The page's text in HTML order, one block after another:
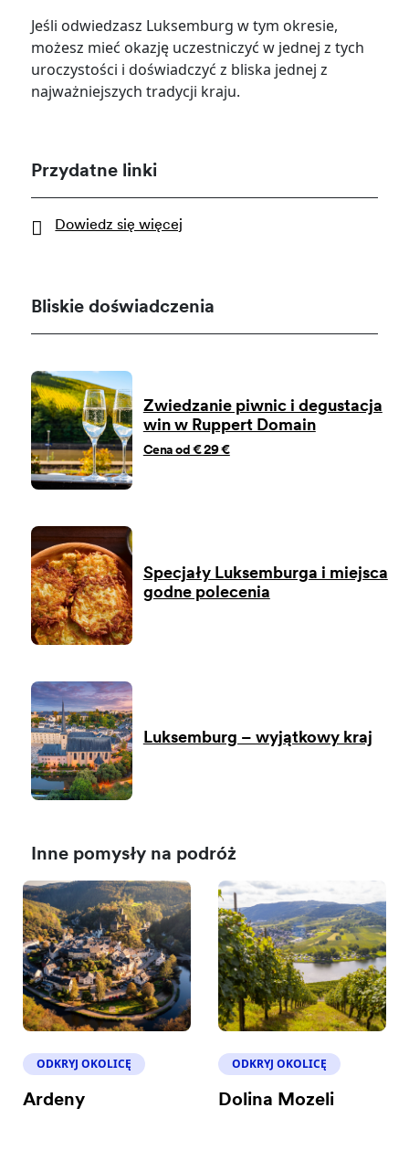
Jeśli odwiedzasz Luksemburg w tym okresie,
możesz mieć okazję uczestniczyć w jednej z tych
uroczystości i doświadczyć z bliska jednej z
najważniejszych tradycji kraju.
Przydatne linki
Dowiedz się więcej
Bliskie doświadczenia
Zwiedzanie piwnic i degustacja
win w Ruppert Domain
Cena od € 29 €
Specjały Luksemburga i miejsca
godne polecenia
Luksemburg – wyjątkowy kraj
Inne pomysły na podróż
ODKRYJ OKOLICĘ
Ardeny
ODKRYJ OKOLICĘ
Dolina Mozeli